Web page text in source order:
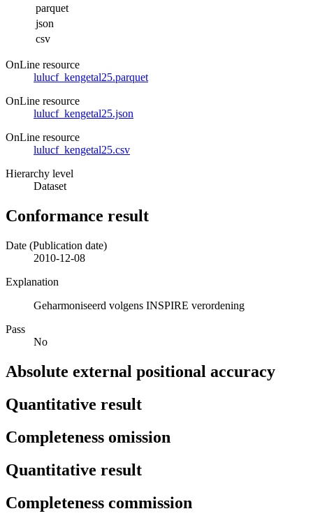
parquet
json
csv
OnLine resource
lulucf_kengetal25.parquet
OnLine resource
lulucf_kengetal25.json
OnLine resource
lulucf_kengetal25.csv
Hierarchy level
Dataset
Conformance result
Date (Publication date)
2010-12-08
Explanation
Geharmoniseerd volgens INSPIRE verordening
Pass
No
Absolute external positional accuracy
Quantitative result
Completeness omission
Quantitative result
Completeness commission